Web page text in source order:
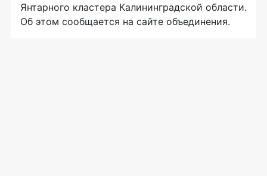
Янтарного кластера Калининградской области.
Об этом сообщается на сайте объединения.